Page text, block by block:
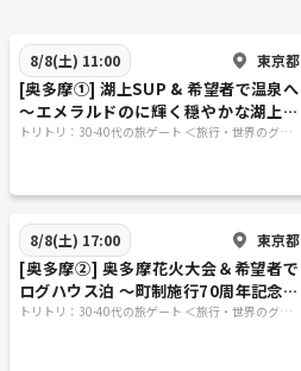
8/8(土) 11:00 東京都
[奥多摩①] 湖上SUP & 希望者で温泉へ
〜エメラルドのに輝く穏やかな湖上な
ので初心者歓迎！〜
トリトリ：30-40代の旅ゲート ＜旅行・世界のグル
8/8(土) 17:00 東京都
[奥多摩②] 奥多摩花火大会＆希望者で
ログハウス泊 〜町制施行70周年記念大
会 ＆ 奥氷川神社のお祭りも！354
トリトリ：30-40代の旅ゲート ＜旅行・世界のグル